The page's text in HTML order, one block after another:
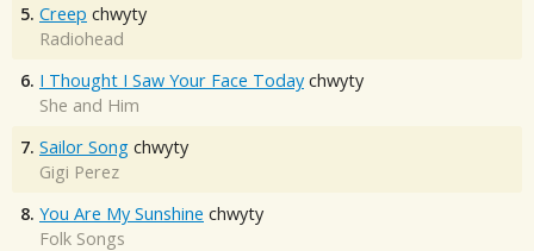
5. Creep chwyty
Radiohead
6. I Thought I Saw Your Face Today chwyty
She and Him
7. Sailor Song chwyty
Gigi Perez
8. You Are My Sunshine chwyty
Folk Songs